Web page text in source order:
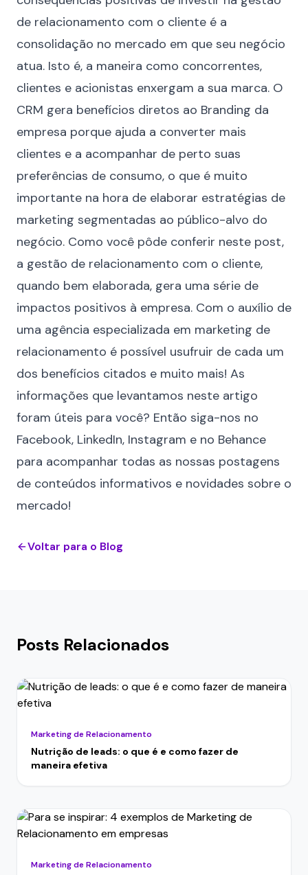
de relacionamento com o cliente é a
consolidação no mercado em que seu negócio
atua. Isto é, a maneira como concorrentes,
clientes e acionistas enxergam a sua marca. O
CRM gera benefícios diretos ao Branding da
empresa porque ajuda a converter mais
clientes e a acompanhar de perto suas
preferências de consumo, o que é muito
importante na hora de elaborar estratégias de
marketing segmentadas ao público-alvo do
negócio. Como você pôde conferir neste post,
a gestão de relacionamento com o cliente,
quando bem elaborada, gera uma série de
impactos positivos à empresa. Com o auxílio de
uma agência especializada em marketing de
relacionamento é possível usufruir de cada um
dos benefícios citados e muito mais! As
informações que levantamos neste artigo
foram úteis para você? Então siga-nos no
Facebook, LinkedIn, Instagram e no Behance
para acompanhar todas as nossas postagens
de conteúdos informativos e novidades sobre o
mercado!
Voltar para o Blog
Posts Relacionados
Marketing de Relacionamento
Nutrição de leads: o que é e como fazer de
maneira efetiva
Marketing de Relacionamento